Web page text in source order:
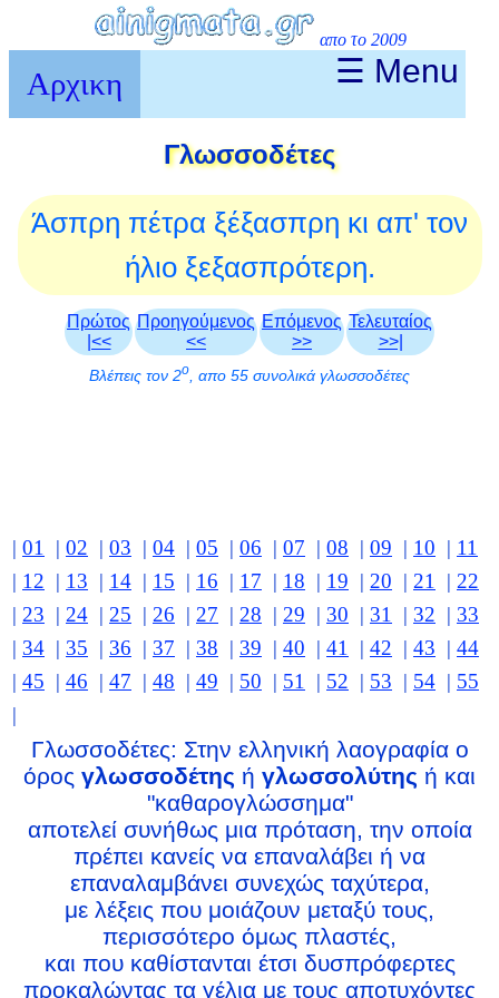
απο το 2009
Αρχικη ☰ Menu
Γλωσσοδέτες
Άσπρη πέτρα ξέξασπρη κι απ' τον
ήλιο ξεξασπρότερη.
Πρώτος
|<<
Προηγούμενος
<<
Επόμενος
>>
Τελευταίος
>>|
Βλέπεις τον 2ο , απο 55 συνολικά γλωσσοδέτες
| 01 | 02 | 03 | 04 | 05 | 06 | 07 | 08 | 09 | 10 | 11
| 12 | 13 | 14 | 15 | 16 | 17 | 18 | 19 | 20 | 21 | 22
| 23 | 24 | 25 | 26 | 27 | 28 | 29 | 30 | 31 | 32 | 33
| 34 | 35 | 36 | 37 | 38 | 39 | 40 | 41 | 42 | 43 | 44
| 45 | 46 | 47 | 48 | 49 | 50 | 51 | 52 | 53 | 54 | 55
|
Γλωσσοδέτες: Στην ελληνική λαογραφία ο
όρος γλωσσοδέτης ή γλωσσολύτης ή και
"καθαρογλώσσημα"
αποτελεί συνήθως μια πρόταση, την οποία
πρέπει κανείς να επαναλάβει ή να
επαναλαμβάνει συνεχώς ταχύτερα,
με λέξεις που μοιάζουν μεταξύ τους,
περισσότερο όμως πλαστές,
και που καθίστανται έτσι δυσπρόφερτες
προκαλώντας τα γέλια με τους αποτυχόντες